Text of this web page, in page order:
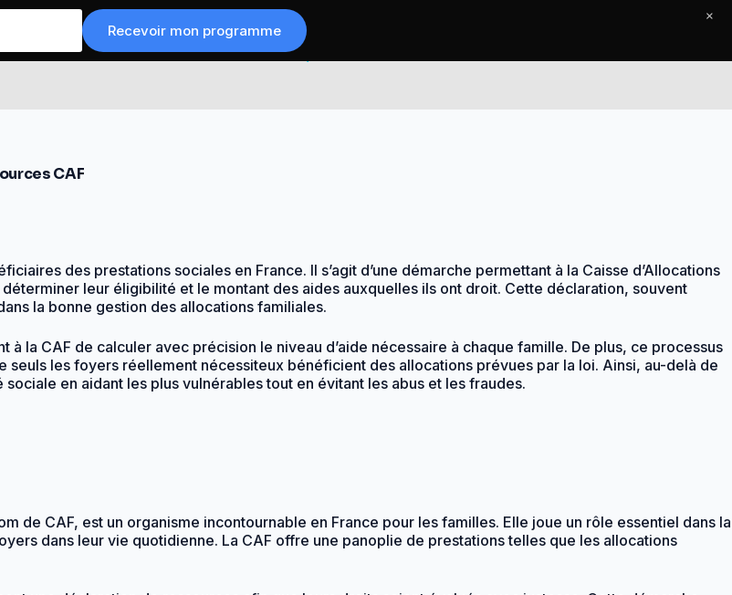
CAF
des prestations sociales en France. Il s’agit d’une démarche permettant à la Caisse d’Allocations
leur éligibilité et le montant des aides auxquelles ils ont droit. Cette déclaration, souvent
la bonne gestion des allocations familiales.
la CAF de calculer avec précision le niveau d’aide nécessaire à chaque famille. De plus, ce processus
les foyers réellement nécessiteux bénéficient des allocations prévues par la loi. Ainsi, au-delà de
en aidant les plus vulnérables tout en évitant les abus et les fraudes.
de CAF, est un organisme incontournable en France pour les familles. Elle joue un rôle essentiel dans la
dans leur vie quotidienne. La CAF offre une panoplie de prestations telles que les allocations
Recevoir mon programme
×